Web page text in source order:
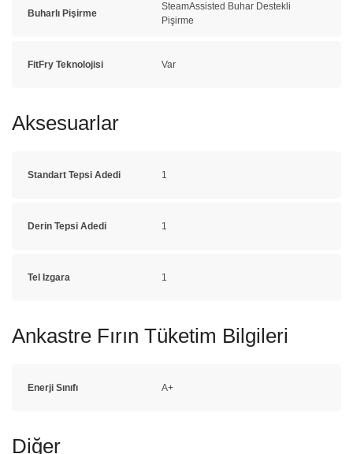
Buharlı Pişirme
SteamAssisted Buhar Destekli
Pişirme
FitFry Teknolojisi Var
Aksesuarlar
Standart Tepsi Adedi 1
Derin Tepsi Adedi 1
Tel Izgara 1
Ankastre Fırın Tüketim Bilgileri
Enerji Sınıfı A+
Diğer